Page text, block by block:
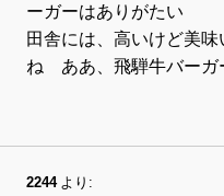
ーガーはありがたい
田舎には、高いけど美
ね ああ、飛騨牛バーガ
2244 より: